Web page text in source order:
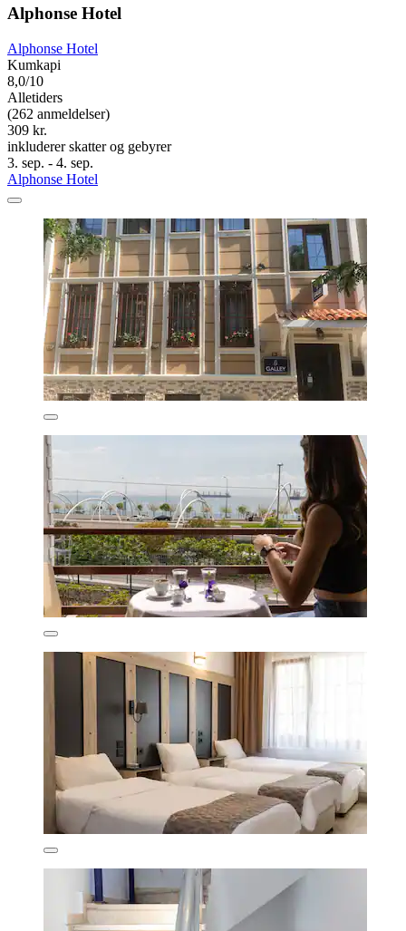
Alphonse Hotel
Alphonse Hotel
Kumkapi
8,0/10
Alletiders
(262 anmeldelser)
309 kr.
inkluderer skatter og gebyrer
3. sep. - 4. sep.
Alphonse Hotel